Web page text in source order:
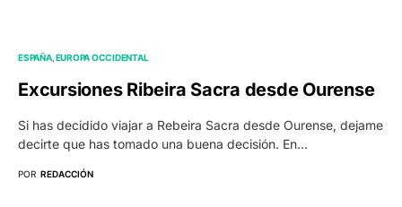
ESPAÑA EUROPA OCCIDENTAL
Excursiones Ribeira Sacra desde Ourense
Si has decidido viajar a Rebeira Sacra desde Ourense, dejame
decirte que has tomado una buena decisión. En…
POR REDACCIÓN